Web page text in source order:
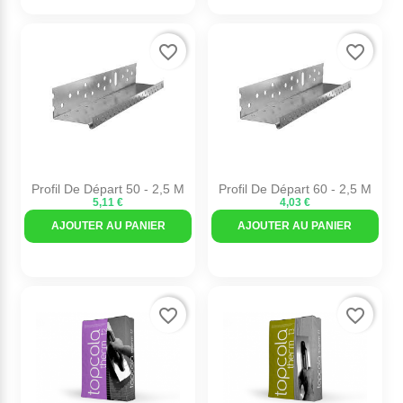
Profil De Départ 50 - 2,5 M
5,11 €
AJOUTER AU PANIER
favorite_border
Profil De Départ 60 - 2,5 M
4,03 €
AJOUTER AU PANIER
favorite_border
favorite_border favorite_border